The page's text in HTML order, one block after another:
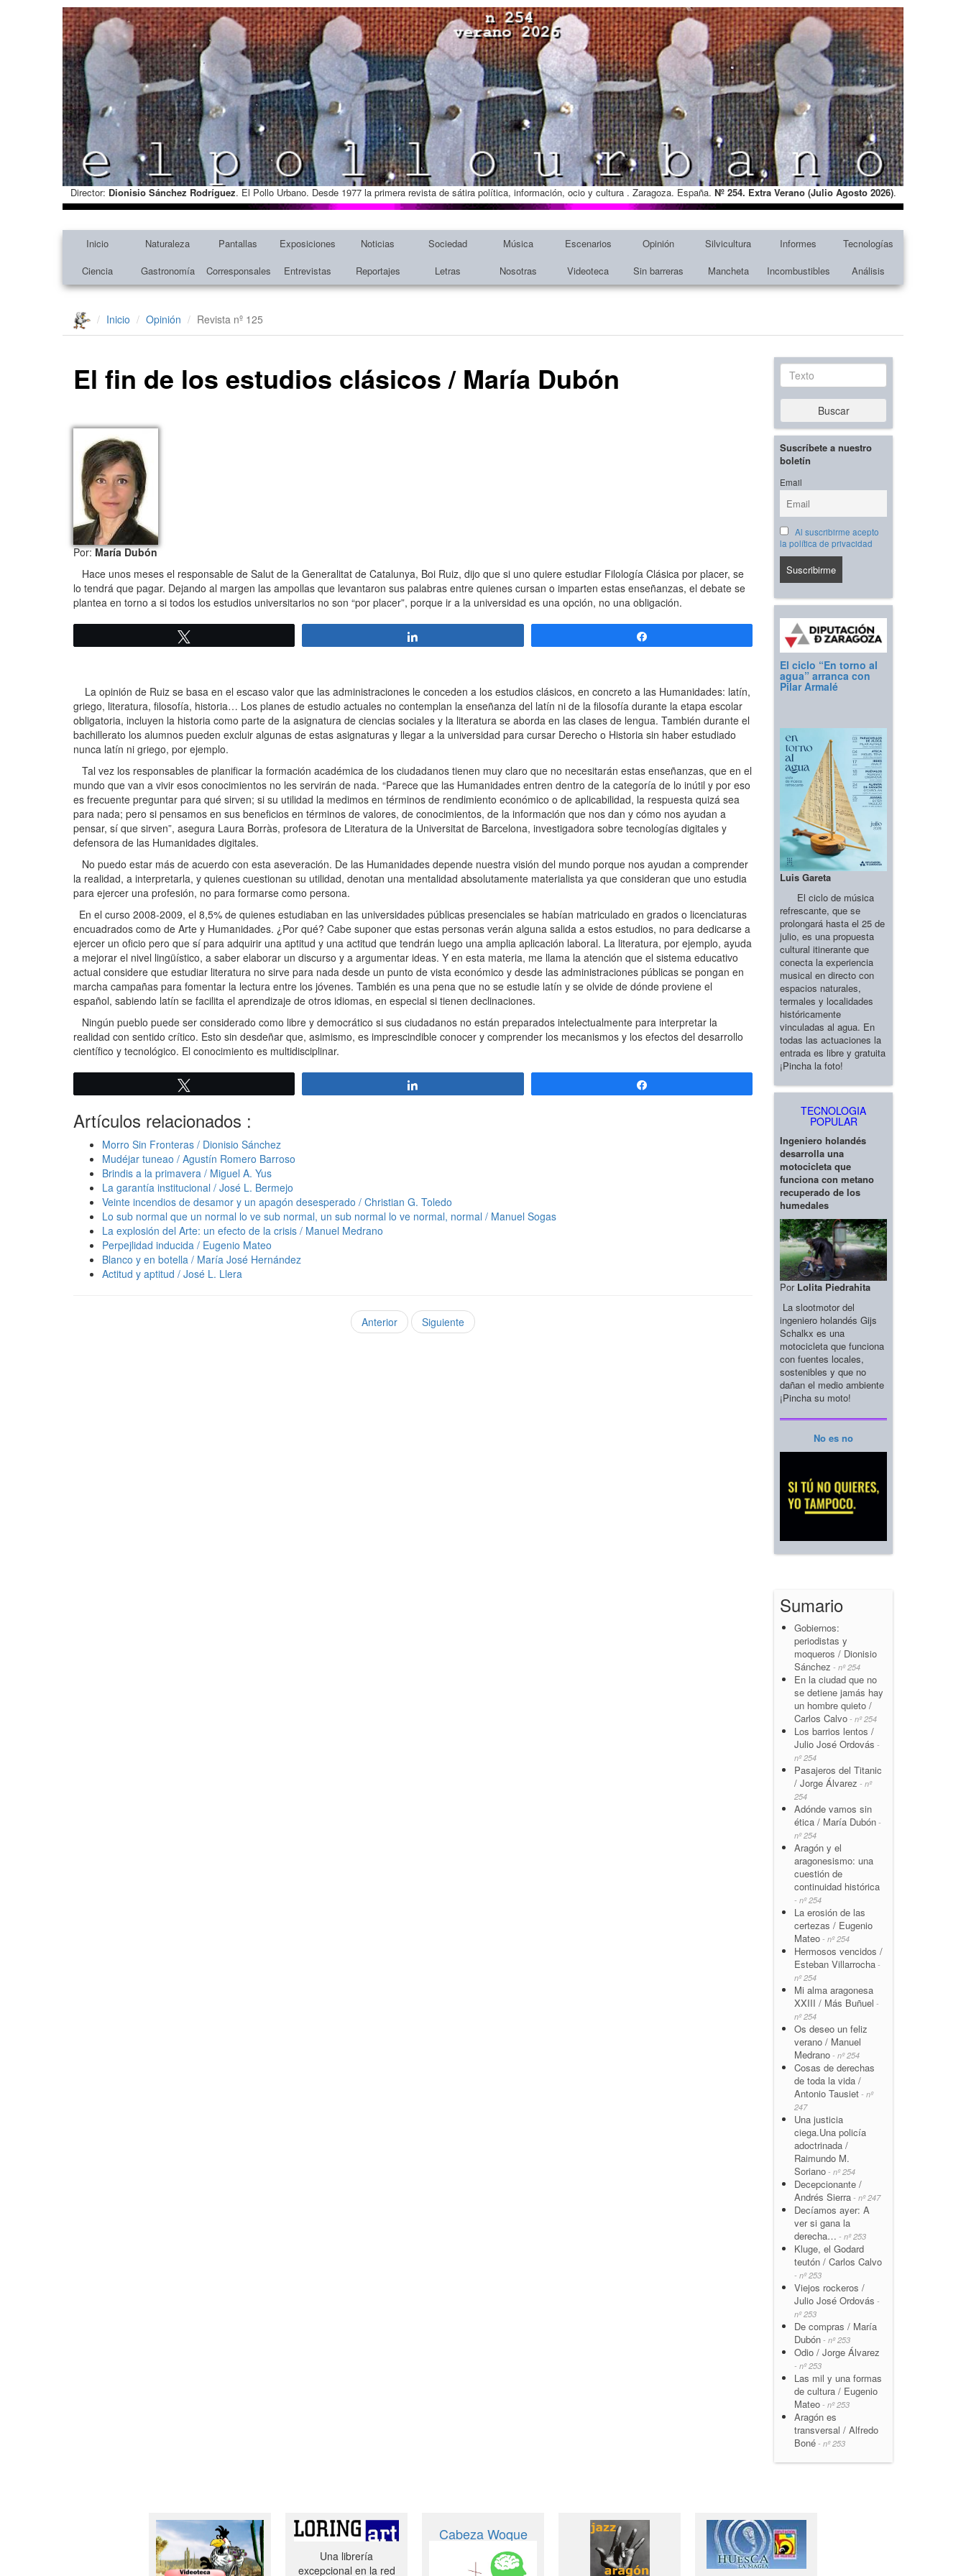
Director: Dionisio Sánchez Rodríguez. El Pollo Urbano. Desde 1977 la primera revista de sátira política, información, ocio y cultura . Zaragoza. España. Nº 254. Extra Verano (Julio Agosto 2026).
Inicio Naturaleza Pantallas Exposiciones Noticias Sociedad Música Escenarios Opinión Silvicultura Informes
Tecnologías
Ciencia
Gastronomía Corresponsales Entrevistas Reportajes Letras Nosotras Videoteca Sin barreras Mancheta Incombustibles Análisis
Inicio Opinión Revista nº 125
El fin de los estudios clásicos / María Dubón
Por:María Dubón
Hace unos meses el responsable de Salut de la Generalitat de Catalunya, Boi Ruiz, dijo que si uno quiere estudiar Filología Clásica por placer, se
lo tendrá que pagar. Dejando al margen las ampollas que levantaron sus palabras entre quienes cursan o imparten estas enseñanzas, el debate se
plantea en torno a si todos los estudios universitarios no son “por placer”, porque ir a la universidad es una opción, no una obligación.
La opinión de Ruiz se basa en el escaso valor que las administraciones le conceden a los estudios clásicos, en concreto a las Humanidades: latín,
griego, literatura, filosofía, historia… Los planes de estudio actuales no contemplan la enseñanza del latín ni de la filosofía durante la etapa escolar
obligatoria, incluyen la historia como parte de la asignatura de ciencias sociales y la literatura se aborda en las clases de lengua. También durante el
bachillerato los alumnos pueden excluir algunas de estas asignaturas y llegar a la universidad para cursar Derecho o Historia sin haber estudiado
nunca latín ni griego, por ejemplo.
Tal vez los responsables de planificar la formación académica de los ciudadanos tienen muy claro que no necesitarán estas enseñanzas, que en el
mundo que van a vivir esos conocimientos no les servirán de nada. “Parece que las Humanidades entren dentro de la categoría de lo inútil y por eso
es frecuente preguntar para qué sirven; si su utilidad la medimos en términos de rendimiento económico o de aplicabilidad, la respuesta quizá sea
para nada; pero si pensamos en sus beneficios en términos de valores, de conocimientos, de la información que nos dan y cómo nos ayudan a
pensar, sí que sirven”, asegura Laura Borràs, profesora de Literatura de la Universitat de Barcelona, investigadora sobre tecnologías digitales y
defensora de las Humanidades digitales.
No puedo estar más de acuerdo con esta aseveración. De las Humanidades depende nuestra visión del mundo porque nos ayudan a comprender
la realidad, a interpretarla, y quienes cuestionan su utilidad, denotan una mentalidad absolutamente materialista ya que consideran que uno estudia
para ejercer una profesión, no para formarse como persona.
En el curso 2008-2009, el 8,5% de quienes estudiaban en las universidades públicas presenciales se habían matriculado en grados o licenciaturas
encuadrados como de Arte y Humanidades. ¿Por qué? Cabe suponer que estas personas verán alguna salida a estos estudios, no para dedicarse a
ejercer un oficio pero que sí para adquirir una aptitud y una actitud que tendrán luego una amplia aplicación laboral. La literatura, por ejemplo, ayuda
a mejorar el nivel lingüístico, a saber elaborar un discurso y a argumentar ideas. Y en esta materia, me llama la atención que el sistema educativo
actual considere que estudiar literatura no sirve para nada desde un punto de vista económico y desde las administraciones públicas se pongan en
marcha campañas para fomentar la lectura entre los jóvenes. También es una pena que no se estudie latín y se olvide de dónde proviene el
español, sabiendo latín se facilita el aprendizaje de otros idiomas, en especial si tienen declinaciones.
Ningún pueblo puede ser considerado como libre y democrático si sus ciudadanos no están preparados intelectualmente para interpretar la
realidad con sentido crítico. Esto sin desdeñar que, asimismo, es imprescindible conocer y comprender los mecanismos y los efectos del desarrollo
científico y tecnológico. El conocimiento es multidisciplinar.
Artículos relacionados :
Morro Sin Fronteras / Dionisio Sánchez
Mudéjar tuneao / Agustín Romero Barroso
Brindis a la primavera / Miguel A. Yus
La garantía institucional / José L. Bermejo
Veinte incendios de desamor y un apagón desesperado / Christian G. Toledo
Lo sub normal que un normal lo ve sub normal, un sub normal lo ve normal, normal / Manuel Sogas
La explosión del Arte: un efecto de la crisis / Manuel Medrano
Perpejlidad inducida / Eugenio Mateo
Blanco y en botella / María José Hernández
Actitud y aptitud / José L. Llera
Anterior Siguiente
Texto
Buscar
Suscríbete a nuestro
boletín
Email
Al suscribirme acepto
la política de privacidad
El ciclo “En torno al
agua” arranca con
Pilar Armalé
Luis Gareta
El ciclo de música
refrescante, que se
prolongará hasta el 25 de
julio, es una propuesta
cultural itinerante que
conecta la experiencia
musical en directo con
espacios naturales,
termales y localidades
históricamente
vinculadas al agua. En
todas las actuaciones la
entrada es libre y gratuita
¡Pincha la foto!
TECNOLOGIA
POPULAR
Ingeniero holandés
desarrolla una
motocicleta que
funciona con metano
recuperado de los
humedales
Por Lolita Piedrahita
La slootmotor del
ingeniero holandés Gijs
Schalkx es una
motocicleta que funciona
con fuentes locales,
sostenibles y que no
dañan el medio ambiente
¡Pincha su moto!
No es no
Sumario
Gobiernos:
periodistas y
moqueros / Dionisio
Sánchez - nº 254
En la ciudad que no
se detiene jamás hay
un hombre quieto /
Carlos Calvo - nº 254
Los barrios lentos /
Julio José Ordovás -
nº 254
Pasajeros del Titanic
/ Jorge Álvarez - nº
254
Adónde vamos sin
ética / María Dubón -
nº 254
Aragón y el
aragonesismo: una
cuestión de
continuidad histórica
- nº 254
La erosión de las
certezas / Eugenio
Mateo - nº 254
Hermosos vencidos /
Esteban Villarrocha -
nº 254
Mi alma aragonesa
XXIII / Más Buñuel -
nº 254
Os deseo un feliz
verano / Manuel
Medrano - nº 254
Cosas de derechas
de toda la vida /
Antonio Tausiet - nº
247
Una justicia
ciega.Una policía
adoctrinada /
Raimundo M.
Soriano - nº 254
Decepcionante /
Andrés Sierra - nº 247
Decíamos ayer: A
ver si gana la
derecha… - nº 253
Kluge, el Godard
teutón / Carlos Calvo
- nº 253
Viejos rockeros /
Julio José Ordovás -
nº 253
De compras / María
Dubón - nº 253
Odio / Jorge Álvarez
- nº 253
Las mil y una formas
de cultura / Eugenio
Mateo - nº 253
Aragón es
transversal / Alfredo
Boné - nº 253
Una librería
excepcional en la red
Cabeza Woque